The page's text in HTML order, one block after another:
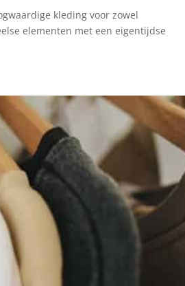
kleding voor zowel
elementen met een eigentijdse